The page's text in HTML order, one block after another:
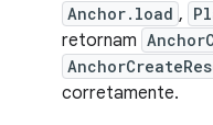
Anchor.load ,
retornam
corretamente.